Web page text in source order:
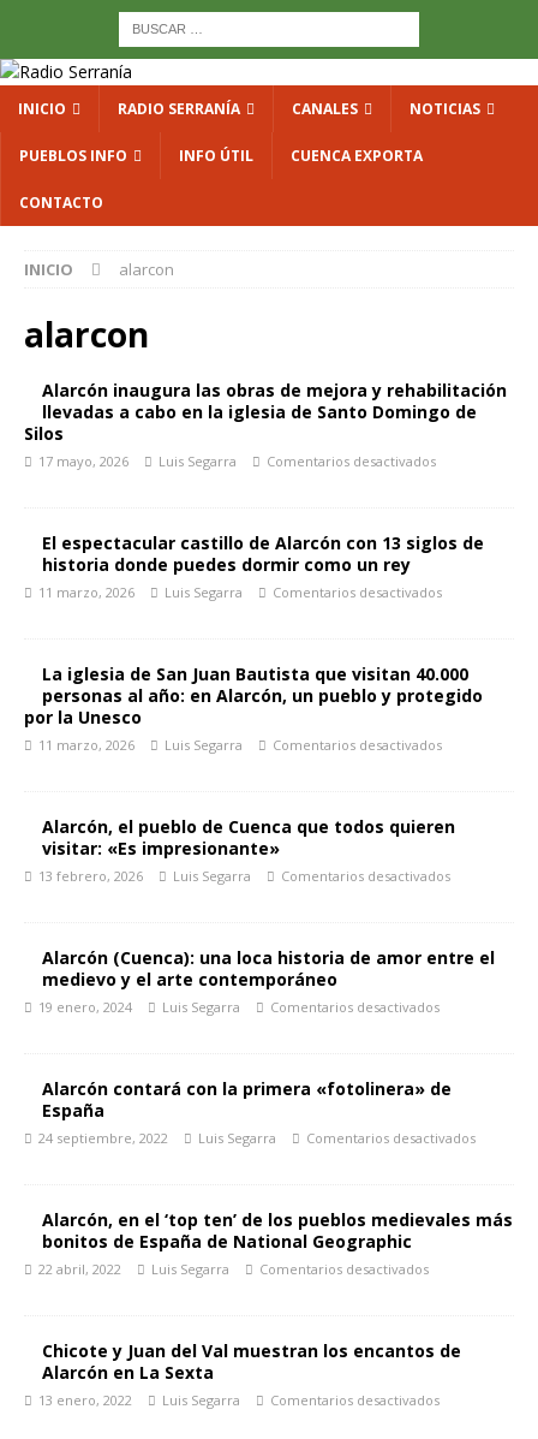
INICIO RADIO SERRANÍA CANALES NOTICIAS
PUEBLOS INFO INFO ÚTIL CUENCA EXPORTA
CONTACTO
INICIO alarcon
alarcon
Alarcón inaugura las obras de mejora y rehabilitación
llevadas a cabo en la iglesia de Santo Domingo de
Silos
17 mayo, 2026 Luis Segarra Comentarios desactivados
El espectacular castillo de Alarcón con 13 siglos de
historia donde puedes dormir como un rey
11 marzo, 2026 Luis Segarra Comentarios desactivados
La iglesia de San Juan Bautista que visitan 40.000
personas al año: en Alarcón, un pueblo y protegido
por la Unesco
11 marzo, 2026 Luis Segarra Comentarios desactivados
Alarcón, el pueblo de Cuenca que todos quieren
visitar: «Es impresionante»
13 febrero, 2026 Luis Segarra Comentarios desactivados
Alarcón (Cuenca): una loca historia de amor entre el
medievo y el arte contemporáneo
19 enero, 2024 Luis Segarra Comentarios desactivados
Alarcón contará con la primera «fotolinera» de
España
24 septiembre, 2022 Luis Segarra Comentarios desactivados
Alarcón, en el ‘top ten’ de los pueblos medievales más
bonitos de España de National Geographic
22 abril, 2022 Luis Segarra Comentarios desactivados
Chicote y Juan del Val muestran los encantos de
Alarcón en La Sexta
13 enero, 2022 Luis Segarra Comentarios desactivados